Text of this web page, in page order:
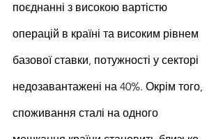
поєднанні з високою вартістю
операцій в країні та високим рівнем
базової ставки, потужності у секторі
недозавантажені на 40%. Окрім того,
споживання сталі на одного